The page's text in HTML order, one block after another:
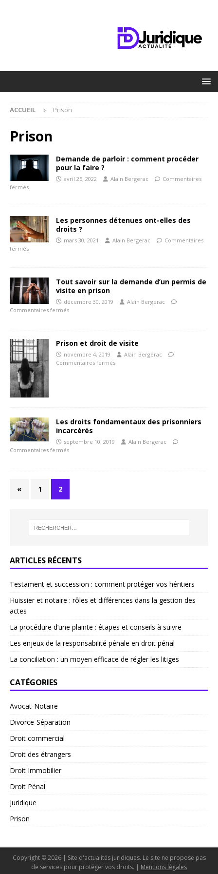
ACCUEIL Prison
Prison
Demande de parloir : comment procéder
pour la faire ?
avril 25, 2022 Alain Bergerac
Commentaires
fermés
Les personnes détenues ont-elles des
droits ?
mars 30, 2021 Alain Bergerac
Commentaires
fermés
Tout savoir sur la demande d’un permis de
visite en prison
décembre 30, 2019
Alain Bergerac
Commentaires fermés
Prison et droit de visite
novembre 4, 2019
Alain Bergerac
Commentaires fermés
Les droits fondamentaux des prisonniers
incarcérés
septembre 10, 2019
Alain Bergerac
Commentaires fermés
« 1 2
ARTICLES RÉCENTS
Testament et succession : comment protéger vos héritiers
Huissier et notaire : rôles et différences dans la gestion des
actes
La procédure d’une plainte : étapes et conseils à suivre
Les enjeux de la responsabilité pénale en droit pénal
La conciliation : un moyen efficace de régler les litiges
CATÉGORIES
Avocat-Notaire
Divorce-Séparation
Droit commercial
Droit des étrangers
Droit Immobilier
Droit Pénal
Juridique
Prison
Copyright © 2026 | Site d'actualités juridiques. Le site ne propose pas
de services pour protéger vos droits. | Mentions légales